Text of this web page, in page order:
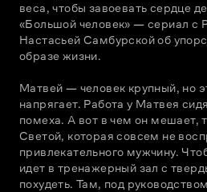
веса, чтобы завоевать сердце
«Большой человек» — сериал
Настасьей Самбурской об
образе жизни.
Матвей — человек крупный, но
напрягает. Работа у Матвея
помеха. А вот в чем он мешает,
Светой, которая совсем не
привлекательного мужчину.
идет в тренажерный зал с
похудеть. Там, под